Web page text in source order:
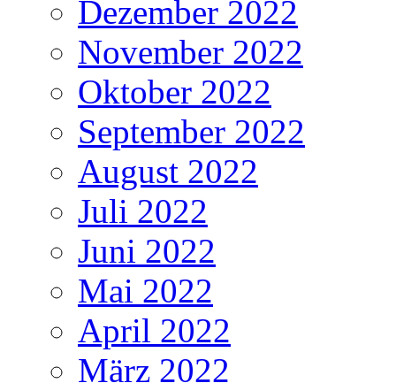
Dezember 2022
November 2022
Oktober 2022
September 2022
August 2022
Juli 2022
Juni 2022
Mai 2022
April 2022
März 2022